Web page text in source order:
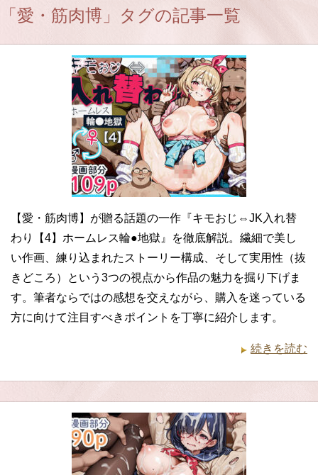
「愛・筋肉博」タグの記事一覧
【愛・筋肉博】が贈る話題の一作『キモおじ⇔JK入れ替
わり【4】ホームレス輪●地獄』を徹底解説。繊細で美し
い作画、練り込まれたストーリー構成、そして実用性（抜
きどころ）という3つの視点から作品の魅力を掘り下げま
す。筆者ならではの感想を交えながら、購入を迷っている
方に向けて注目すべきポイントを丁寧に紹介します。
続きを読む